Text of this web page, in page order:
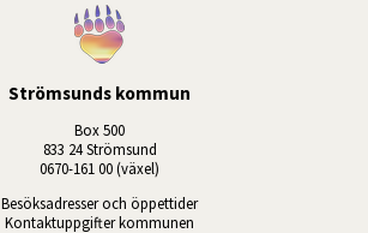
Strömsunds kommun
Box 500
833 24 Strömsund
0670-161 00 (växel)
Besöksadresser och öppettider
Kontaktuppgifter kommunen